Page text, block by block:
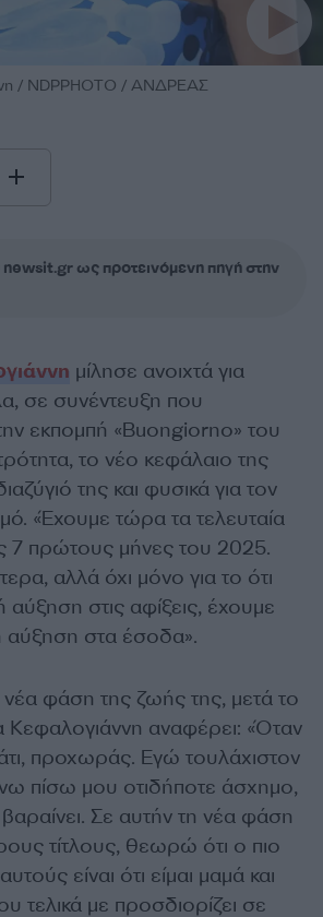
/ NDPPHOTO / ΑΝΔΡΕΑΣ
ως προτεινόμενη πηγή στην
μίλησε ανοιχτά για
σε συνέντευξη που
εκπομπή «Buongiorno» του
το νέο κεφάλαιο της
της και φυσικά για τον
«Έχουμε τώρα τα τελευταία
7 πρώτους μήνες του 2025.
αλλά όχι μόνο για το ότι
αύξηση στις αφίξεις, έχουμε
αύξηση στα έσοδα».
νέα φάση της ζωής της, μετά το
Κεφαλογιάννη αναφέρει: «Όταν
προχωράς. Εγώ τουλάχιστον
πίσω μου οτιδήποτε άσχημο,
Σε αυτήν τη νέα φάση
τίτλους, θεωρώ ότι ο πιο
είναι ότι είμαι μαμά και
τελικά με προσδιορίζει σε